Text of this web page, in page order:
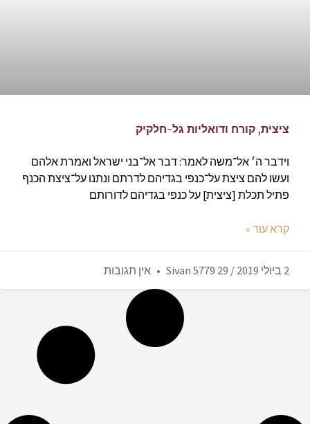
ציצית, קורח ודואליות גל-חלקיק
וידבר ה׳ אל־משה לאמר: דבר אל־בני ישראל ואמרת אלהם
ועשו להם ציצת על־כנפי בגדיהם לדרתם ונתנו על־ציצת הכנף
פתיל תכלת [ציצית] על כנפי בגדיהם לדורותם
קרא עוד »
2 ביולי 2019 / 29 Sivan 5779 אין תגובות